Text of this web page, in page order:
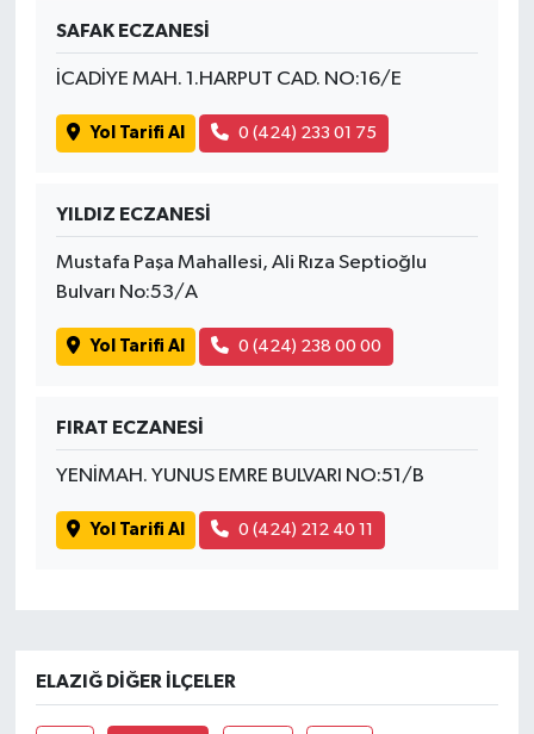
SAFAK ECZANESİ
İCADİYE MAH. 1.HARPUT CAD. NO:16/E
Yol Tarifi Al 0 (424) 233 01 75
YILDIZ ECZANESİ
Mustafa Paşa Mahallesi, Ali Rıza Septioğlu
Bulvarı No:53/A
Yol Tarifi Al 0 (424) 238 00 00
FIRAT ECZANESİ
YENİMAH. YUNUS EMRE BULVARI NO:51/B
Yol Tarifi Al 0 (424) 212 40 11
ELAZIĞ DIĞER İLÇELER
TARİHTE BUGÜN
TEKNOLOJİ
TÜRKİYE